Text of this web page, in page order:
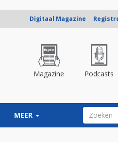
Digitaal Magazine
Magazine Podcasts
MEER